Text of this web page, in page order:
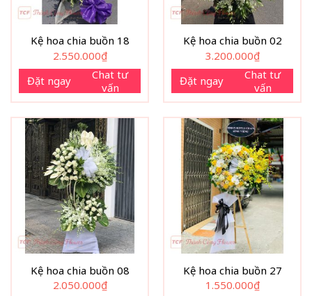
Kệ hoa chia buồn 18
2.550.000₫
Đặt ngay
Chat tư
vấn
Kệ hoa chia buồn 02
3.200.000₫
Đặt ngay
Chat tư
vấn
Kệ hoa chia buồn 08
2.050.000₫
Kệ hoa chia buồn 27
1.550.000₫